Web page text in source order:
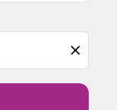
close